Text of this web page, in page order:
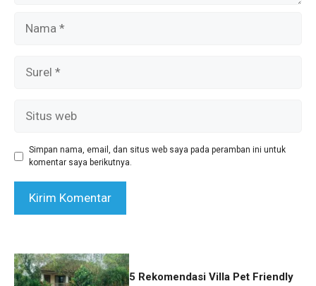
Simpan nama, email, dan situs web saya pada peramban ini untuk
komentar saya berikutnya.
5 Rekomendasi Villa Pet Friendly